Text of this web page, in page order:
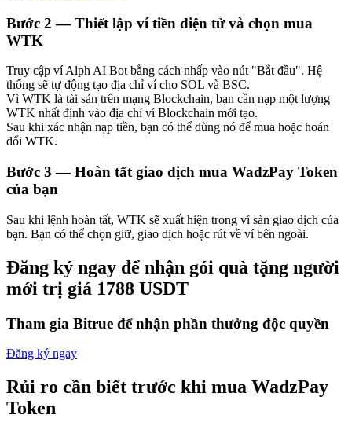
Staking 101
Tìm hiểu về kiếm thu nhập thụ động
Bitrue
AI
Đối tác Bitrue
Đối tác Bitrue
Bước 2 — Thiết lập ví tiền điện tử và chọn mua
WTK
Truy cập ví Alph AI Bot bằng cách nhấp vào nút "Bắt đầu". Hệ
thống sẽ tự động tạo địa chỉ ví cho SOL và BSC.
Vì WTK là tài sản trên mạng Blockchain, bạn cần nạp một lượng
WTK nhất định vào địa chỉ ví Blockchain mới tạo.
Sau khi xác nhận nạp tiền, bạn có thể dùng nó để mua hoặc hoán
đổi WTK.
Bước 3 —Hoàn tất giao dịch mua WadzPay Token
của bạn
Sau khi lệnh hoàn tất, WTK sẽ xuất hiện trong ví sàn giao dịch của
bạn. Bạn có thể chọn giữ, giao dịch hoặc rút về ví bên ngoài.
Đăng ký ngay để nhận gói quà tặng người
mới trị giá 1788 USDT
Tham gia Bitrue để nhận phần thưởng độc quyền
Đăng ký ngay
Rủi ro cần biết trước khi mua WadzPay
Token